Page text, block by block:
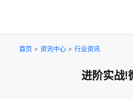
首页 > 资讯中心 > 行业资讯
进阶实战!